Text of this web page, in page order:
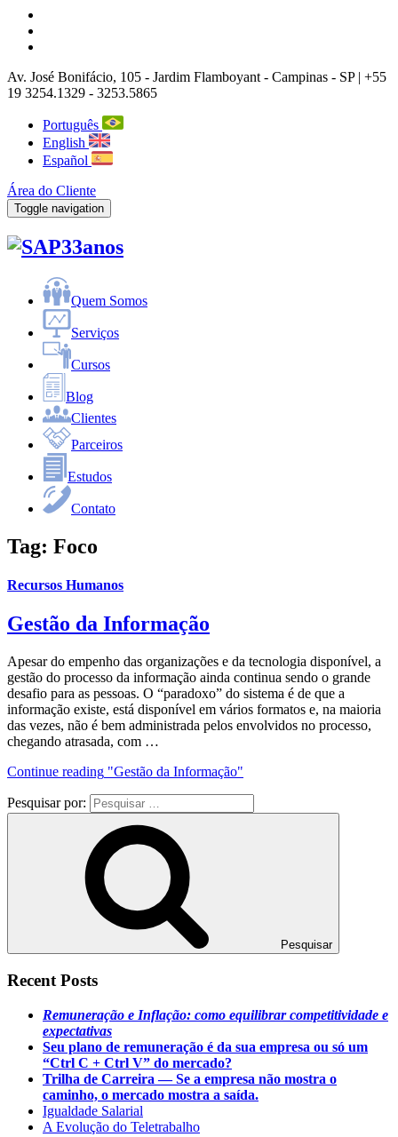
Av. José Bonifácio, 105 - Jardim Flamboyant - Campinas - SP | +55
19 3254.1329 - 3253.5865
Português
English
Español
Área do Cliente
Toggle navigation
33anos
Quem Somos
Serviços
Cursos
Blog
Clientes
Parceiros
Estudos
Contato
Tag: Foco
Recursos Humanos
Gestão da Informação
Apesar do empenho das organizações e da tecnologia disponível, a
gestão do processo da informação ainda continua sendo o grande
desafio para as pessoas. O “paradoxo” do sistema é de que a
informação existe, está disponível em vários formatos e, na maioria
das vezes, não é bem administrada pelos envolvidos no processo,
chegando atrasada, com …
Continue reading "Gestão da Informação"
Pesquisar por:
Pesquisar
Recent Posts
Remuneração e Inflação: como equilibrar competitividade e
expectativas
Seu plano de remuneração é da sua empresa ou só um
“Ctrl C + Ctrl V” do mercado?
Trilha de Carreira — Se a empresa não mostra o
caminho, o mercado mostra a saída.
Igualdade Salarial
A Evolução do Teletrabalho